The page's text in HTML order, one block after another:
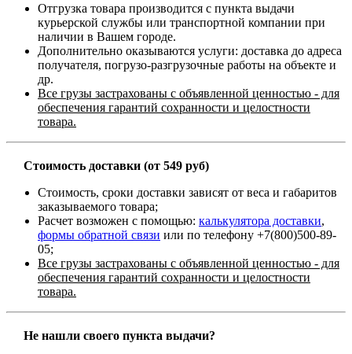
Отгрузка товара производится с пункта выдачи
курьерской службы или транспортной компании при
наличии в Вашем городе.
Дополнительно оказываются услуги: доставка до адреса
получателя, погрузо-разгрузочные работы на объекте и
др.
Все грузы застрахованы с объявленной ценностью - для
обеспечения гарантий сохранности и целостности
товара.
Стоимость доставки (от 549 руб)
Стоимость, сроки доставки зависят от веса и габаритов
заказываемого товара;
Расчет возможен с помощью: калькулятора доставки,
формы обратной связи или по телефону +7(800)500-89-
05;
Все грузы застрахованы с объявленной ценностью - для
обеспечения гарантий сохранности и целостности
товара.
Не нашли своего пункта выдачи?